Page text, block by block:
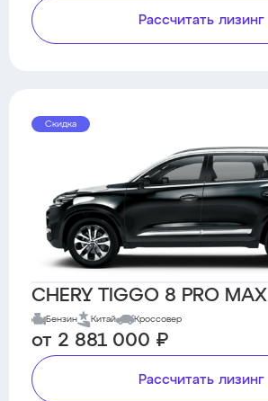
Рассчитать лизинг
Скидка
CHERY TIGGO 8 PRO MAX
Бензин Китай Кроссовер
от 2 881 000 ₽
Рассчитать лизинг